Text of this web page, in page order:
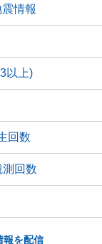
情報
以上)
回数
回数
報を配信